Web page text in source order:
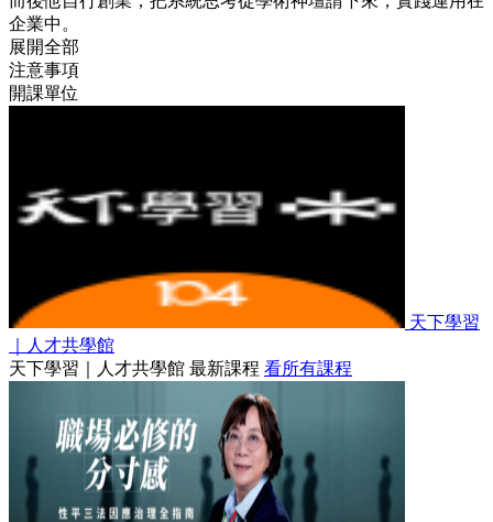
企業中。
展開全部
注意事項
開課單位
天下學習
｜人才共學館
天下學習｜人才共學館 最新課程 看所有課程